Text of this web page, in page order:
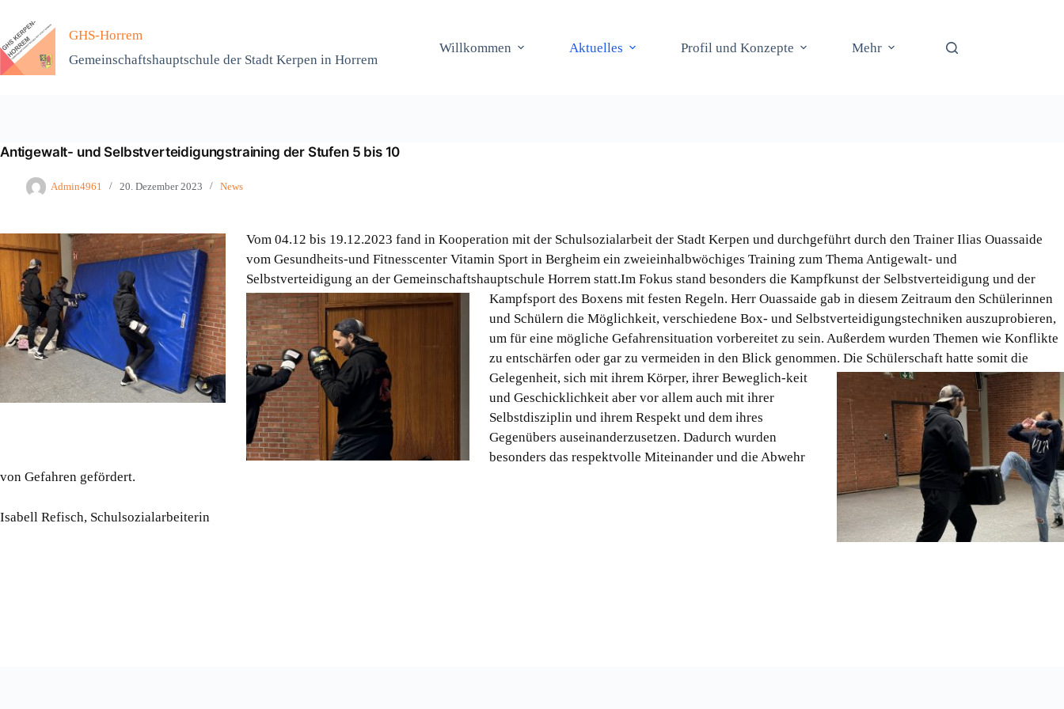
Inhalt
springen
GHS-Horrem
Gemeinschaftshauptschule der Stadt Kerpen in Horrem
Willkommen Aktuelles Profil und Konzepte Mehr
Antigewalt- und Selbstverteidigungstraining der Stufen 5 bis 10
Admin4961 20. Dezember 2023 News
Vom 04.12 bis 19.12.2023 fand in Kooperation mit der Schulsozialarbeit der Stadt Kerpen und durchgeführt durch den Trainer Ilias Ouassaide
vom Gesundheits-und Fitnesscenter Vitamin Sport in Bergheim ein zweieinhalbwöchiges Training zum Thema Antigewalt- und
Selbstverteidigung an der Gemeinschaftshauptschule Horrem statt.Im Fokus stand besonders die Kampfkunst der Selbstverteidigung und der
Kampfsport des Boxens mit festen Regeln. Herr Ouassaide gab in diesem Zeitraum den Schülerinnen
und Schülern die Möglichkeit, verschiedene Box- und Selbstverteidigungstechniken auszuprobieren,
um für eine mögliche Gefahrensituation vorbereitet zu sein. Außerdem wurden Themen wie Konflikte
zu entschärfen oder gar zu vermeiden in den Blick genommen. Die Schülerschaft hatte somit die
Gelegenheit, sich mit ihrem Körper, ihrer Beweglich-keit
und Geschicklichkeit aber vor allem auch mit ihrer
Selbstdisziplin und ihrem Respekt und dem ihres
Gegenübers auseinanderzusetzen. Dadurch wurden
besonders das respektvolle Miteinander und die Abwehr
von Gefahren gefördert.
Isabell Refisch, Schulsozialarbeiterin